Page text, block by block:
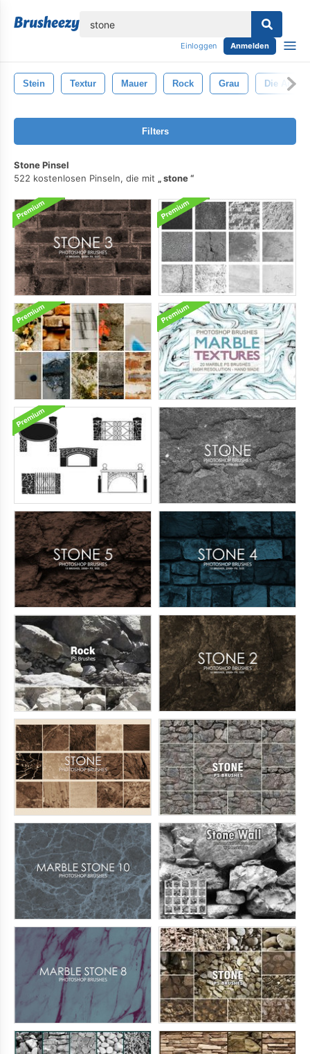
Einloggen Anmelden
Stein Textur Mauer Rock Grau Die
Filters
Stone Pinsel
522 kostenlosen Pinseln, die mit
stone